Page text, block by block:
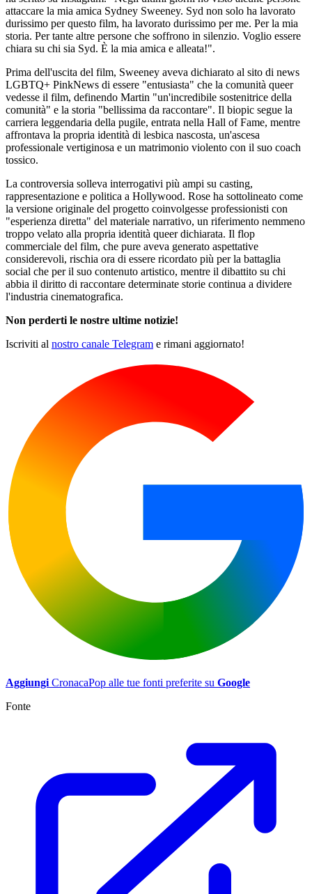
attaccare la mia amica Sydney Sweeney. Syd non solo ha lavorato
durissimo per questo film, ha lavorato durissimo per me. Per la mia
storia. Per tante altre persone che soffrono in silenzio. Voglio essere
chiara su chi sia Syd. È la mia amica e alleata!".
Prima dell'uscita del film, Sweeney aveva dichiarato al sito di news
LGBTQ+ PinkNews di essere "entusiasta" che la comunità queer
vedesse il film, definendo Martin "un'incredibile sostenitrice della
comunità" e la storia "bellissima da raccontare". Il biopic segue la
carriera leggendaria della pugile, entrata nella Hall of Fame, mentre
affrontava la propria identità di lesbica nascosta, un'ascesa
professionale vertiginosa e un matrimonio violento con il suo coach
tossico.
La controversia solleva interrogativi più ampi su casting,
rappresentazione e politica a Hollywood. Rose ha sottolineato come
la versione originale del progetto coinvolgesse professionisti con
"esperienza diretta" del materiale narrativo, un riferimento nemmeno
troppo velato alla propria identità queer dichiarata. Il flop
commerciale del film, che pure aveva generato aspettative
considerevoli, rischia ora di essere ricordato più per la battaglia
social che per il suo contenuto artistico, mentre il dibattito su chi
abbia il diritto di raccontare determinate storie continua a dividere
l'industria cinematografica.
Non perderti le nostre ultime notizie!
Iscriviti al nostro canale Telegram e rimani aggiornato!
Aggiungi CronacaPop alle tue fonti preferite su Google
Fonte